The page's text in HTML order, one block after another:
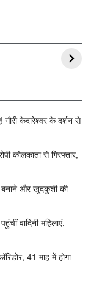
केदारेश्वर के दर्शन से
कोलकाता से गिरफ्तार,
बनाने और खुदकुशी की
वादिनी महिलाएं,
41 माह में होगा